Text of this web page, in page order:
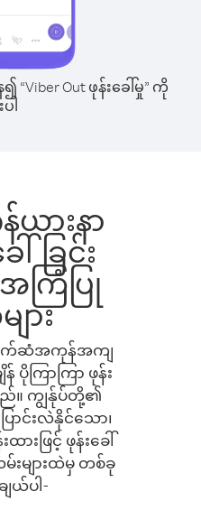
“Viber Out ဖုန်းခေါ်မှု” ကို
ါ
ယားနာ
ါ်ခြင်း
ြံပြု
ား
ပိုက်ဆံအကုန်အကျ
ပိုကြာကြာ ဖုန်း
ည်။ ကျွန်ုပ်တို့၏
ာင်းလဲနိုင်သော၊
းဖြင့် ဖုန်းခေါ်
များထဲမှ တစ်ခု
ျယ်ပါ-